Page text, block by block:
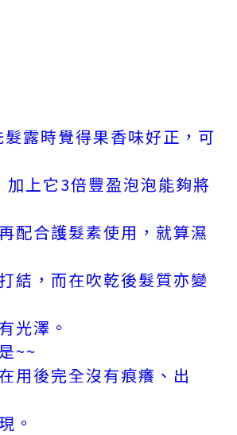
露時覺得果香味好正，可
上它3倍豐盈泡泡能夠將
配合護髮素使用，就算濕
結，而在吹乾後髮質亦變
光澤。
~~
用後完全沒有痕癢、出
。